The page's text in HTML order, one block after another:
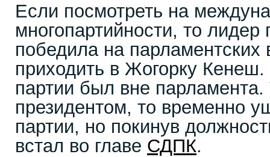
Если посмотреть на
многопартийности, то лидер
победила на
приходить в Жогорку
партии был вне парламента.
президентом, то временно
партии, но покинув
встал во главе СДПК.